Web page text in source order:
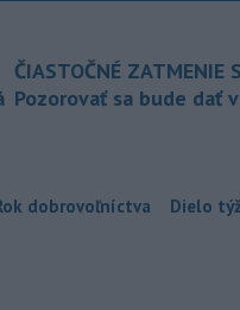
ČIASTOČNÉ ZATMENIE
Pozorovať sa bude dať
dobrovoľníctva Dielo